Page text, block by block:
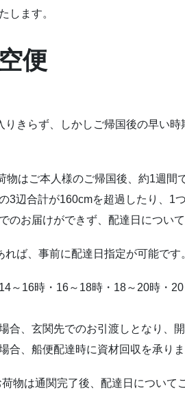
します。
便
りきらず、しかしご帰国後の早い
はご本人様のご帰国後、約1週間
3辺合計が160cmを超過したり、1
のお届けができず、配達日につい
ば、事前に配達日指定が可能です
～16時・16～18時・18～20時・
合、玄関先でのお引渡しとなり、
合、船便配達時に資材回収を承りま
物は通関完了後、配達日について